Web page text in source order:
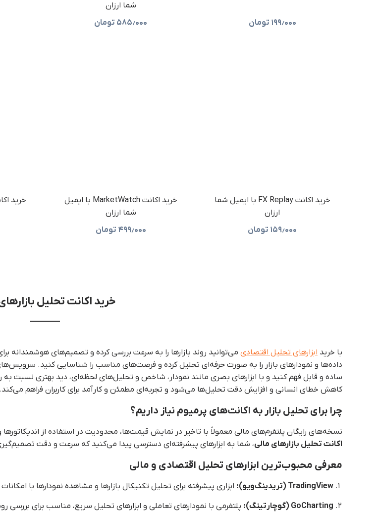
۱۹۹٫۰۰۰ تومان
شما ارزان
۵۸۵٫۰۰۰ تومان
خرید اکانت FX Replay با ایمیل شما
ارزان
۱۵۹٫۰۰۰ تومان
خرید اکانت MarketWatch با ایمیل
شما ارزان
۴۹۹٫۰۰۰ تومان
خرید اکانت تحلیل
با خرید ابزارهای تحلیل اقتصادی می‌توانید روند بازارها را به سرعت بررسی کرده و تصمیم‌های
داده‌ها و نمودارهای بازار را به صورت حرفه‌ای تحلیل کرده و فرصت‌های مناسب را شناسایی کنید.
ساده و قابل فهم کنید و با ابزارهای بصری مانند نمودار، شاخص و تحلیل‌های لحظه‌ای، دید بهتری نسبت به
کاهش خطای انسانی و افزایش دقت تحلیل‌ها می‌شود و تجربه‌ای مطمئن و کارآمد برای کاربران فراهم می‌کند.
چرا برای تحلیل بازار به اکانت‌های پرمیوم نیاز داریم؟
نسخه‌های رایگان پلتفرم‌های مالی معمولاً با تاخیر در نمایش قیمت‌ها، محدودیت در استفاده از
اکانت تحلیل بازارهای مالی، شما به ابزارهای پیشرفته‌ای دسترسی پیدا می‌کنید که سرعت و دقت
معرفی محبوب‌ترین ابزارهای تحلیل اقتصادی و مالی
TradingView (تریدینگ‌ویو):
ابزاری پیشرفته برای تحلیل تکنیکال بازارها و مشاهده نمودارها با
GoCharting (گوچارتینگ):
پلتفرمی با نمودارهای تعاملی و ابزارهای تحلیل سریع، مناسب برای بررسی